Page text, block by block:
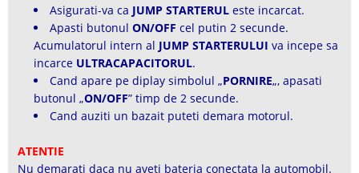
Asigurati-va ca JUMP STARTERUL este incarcat.
Apasti butonul ON/OFF cel putin 2 secunde.
Acumulatorul intern al JUMP STARTERULUI va incepe sa
incarce ULTRACAPACITORUL.
Cand apare pe diplay simbolul „PORNIRE„, apasati
butonul „ON/OFF” timp de 2 secunde.
Cand auziti un bazait puteti demara motorul.
ATENTIE
Nu demarati daca nu aveti bateria conectata la automobil.